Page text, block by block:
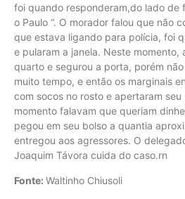
foi quando responderam,do lado de
o Paulo “. O morador falou que não
que estava ligando para polícia, foi
e pularam a janela. Neste momento,
quarto e segurou a porta, porém
muito tempo, e então os marginais
com socos no rosto e apertaram
momento falavam que queriam
pegou em seu bolso a quantia
entregou aos agressores. O
Joaquim Távora cuida do caso.rn
Fonte: Waltinho Chiusoli